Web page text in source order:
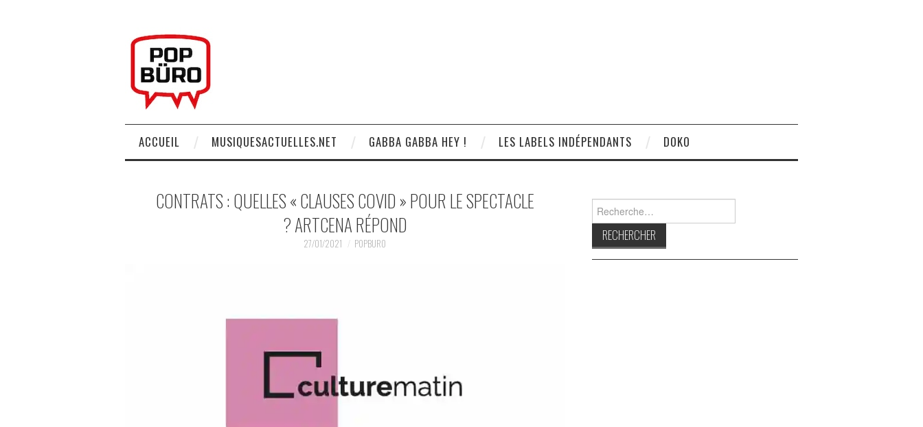
ACCUEIL MUSIQUESACTUELLES.NET GABBA GABBA HEY ! LES LABELS INDÉPENDANTS DOKO
CONTRATS : QUELLES « CLAUSES COVID » POUR LE SPECTACLE
? ARTCENA RÉPOND
27/01/2021 POPBURO